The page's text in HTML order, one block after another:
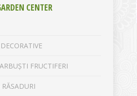
CENTER
FRUCTIFERI